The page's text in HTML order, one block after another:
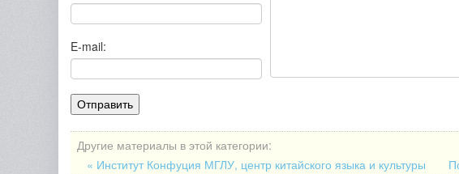
E-mail:
Другие материалы в этой категории:
« Институт Конфуция МГЛУ, центр китайского языка и культуры